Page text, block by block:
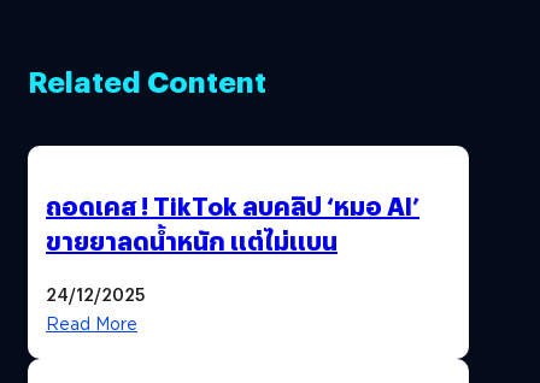
Related Content
ถอดเคส ! TikTok ลบคลิป ‘หมอ AI’
ขายยาลดน้ำหนัก แต่ไม่แบน
24/12/2025
Read More